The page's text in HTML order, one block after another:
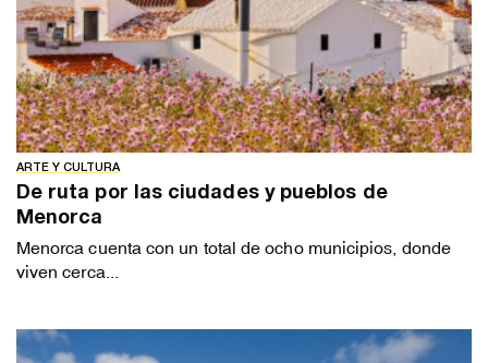
ARTE Y CULTURA
De ruta por las ciudades y pueblos de
Menorca
Menorca cuenta con un total de ocho municipios, donde
viven cerca...